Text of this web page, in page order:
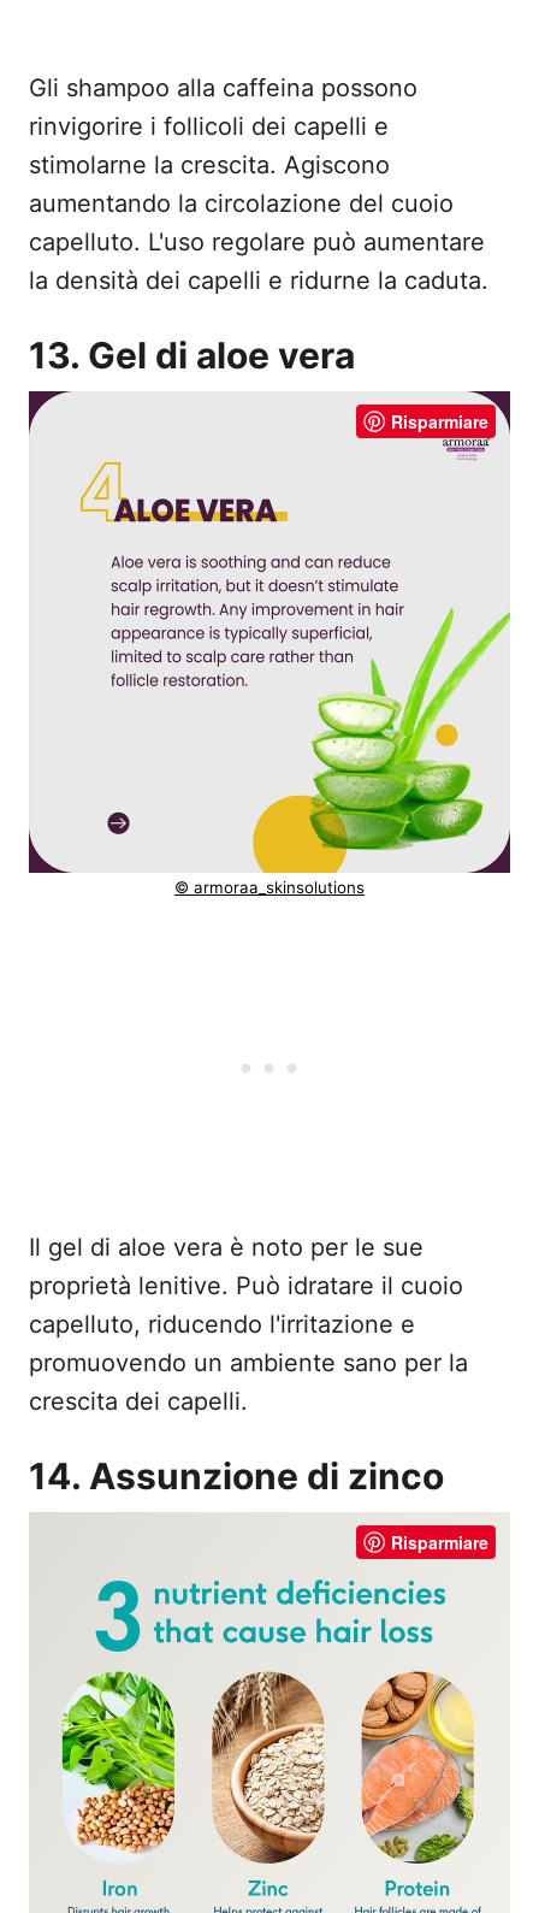
Gli shampoo alla caffeina possono
rinvigorire i follicoli dei capelli e
stimolarne la crescita. Agiscono
aumentando la circolazione del cuoio
capelluto. L'uso regolare può aumentare
la densità dei capelli e ridurne la caduta.
13. Gel di aloe vera
Risparmiare
© armoraa_skinsolutions
Il gel di aloe vera è noto per le sue
proprietà lenitive. Può idratare il cuoio
capelluto, riducendo l'irritazione e
promuovendo un ambiente sano per la
crescita dei capelli.
14. Assunzione di zinco
Risparmiare